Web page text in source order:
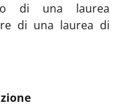
di una laurea
di una laurea di